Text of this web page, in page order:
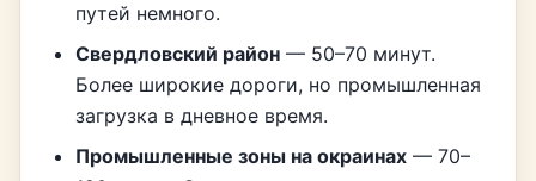
путей немного.
Свердловский район — 50–70 минут.
Более широкие дороги, но промышленная
загрузка в дневное время.
Промышленные зоны на окраинах — 70–